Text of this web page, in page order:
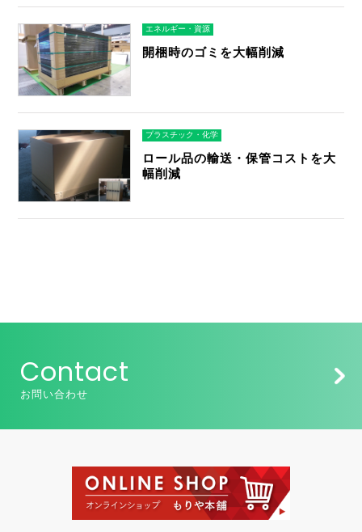
エネルギー・資源
開梱時のゴミを大幅削減
プラスチック・化学
ロール品の輸送・保管コストを大
幅削減
Contact
お問い合わせ